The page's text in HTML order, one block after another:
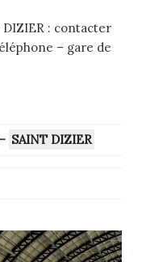
DIZIER : contacter
– gare de
– SAINT DIZIER